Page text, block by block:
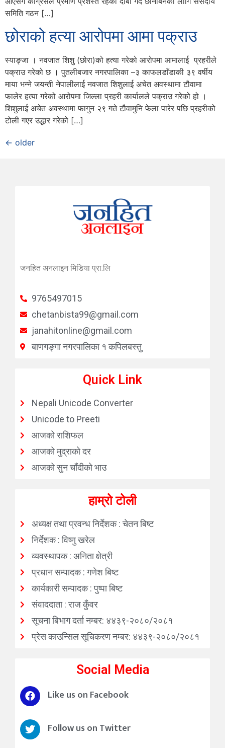
समिति गठन […]
छोराको हत्या आरोपमा आमा पक्राउ
स्याङ्जा । नवजात शिशु (छोरा)को हत्या गरेको आरोपमा आमालाई प्रहरीले
पक्राउ गरेको छ । पुतलीबजार नगरपालिका –३ काफलडाँडाकी ३९ वर्षीय
माया भन्ने जयन्ती नेपालीलाई नवजात शिशुलाई अचेत अवस्थामा टौवामा
फालेर हत्या गरेको आरोपमा जिल्ला प्रहरी कार्यालले पक्राउ गरेको हो ।
शिशुलाई अचेत अवस्थामा फागुन २९ गते टौवामुनि फेला पारेर पछि प्रहरीको
टोली गएर उद्धार गरेको […]
← older
जनहित अनलाइन मिडिया प्रा.लि
9765497015
chetanbista99@gmail.com
janahitonline@gmail.com
बाणगङ्गा नगरपालिका १ कपिलबस्तु
Quick Link
Nepali Unicode Converter
Unicode to Preeti
आजको राशिफल
आजको मुद्राको दर
आजको सुन चाँदीको भाउ
हाम्रो टोली
अध्यक्ष तथा प्रवन्ध निर्देशक : चेतन बिष्ट
निर्देशक : विष्णु खरेल
व्यवस्थापक : अनिता क्षेत्री
प्रधान सम्पादक : गणेश बिष्ट
कार्यकारी सम्पादक : पुष्पा बिष्ट
संवाददाता : राज कुँवर
सूचना बिभाग दर्ता नम्बर: ४४३९-२०८०/२०८१
प्रेस काउन्सिल सूचिकरण नम्बर: ४४३९-२०८०/२०८१
Social Media
Like us on Facebook
Follow us on Twitter